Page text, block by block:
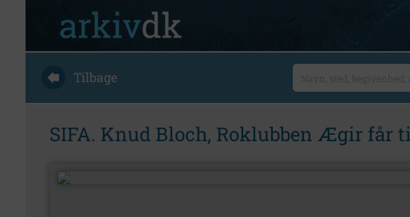
Tilbage
SIFA. Knud Bloch, Roklubben Ægir får